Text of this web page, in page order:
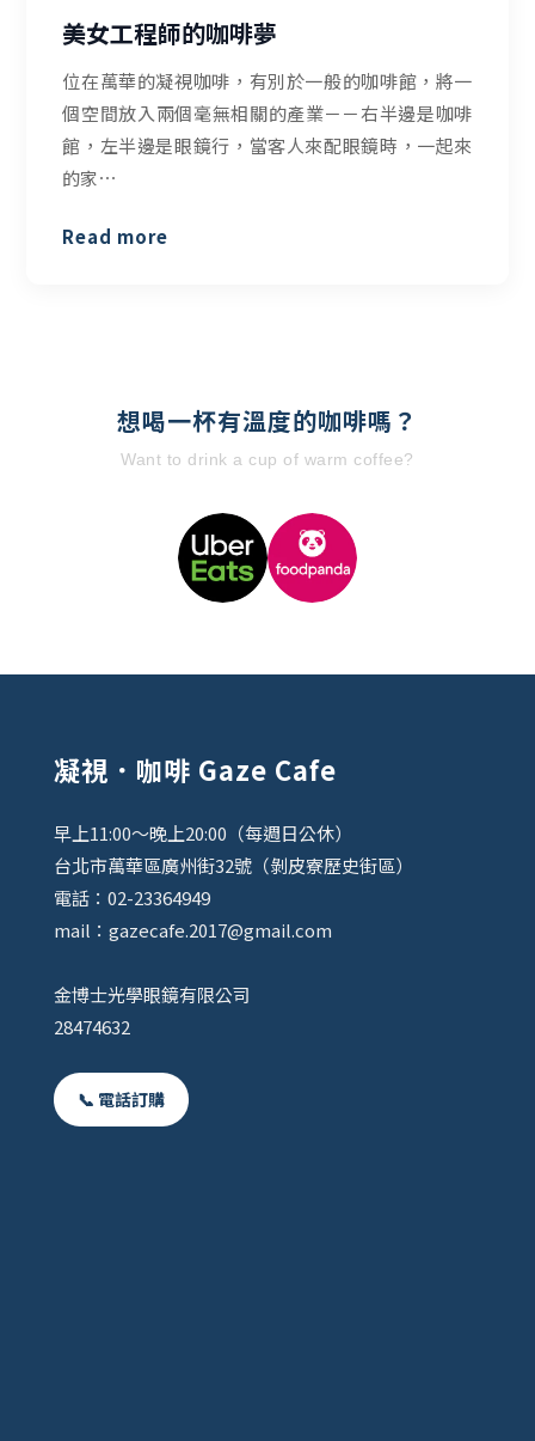
美女工程師的咖啡夢
位在萬華的凝視咖啡，有別於一般的咖啡館，將一
個空間放入兩個毫無相關的產業－－右半邊是咖啡
館，左半邊是眼鏡行，當客人來配眼鏡時，一起來
的家⋯
Read more
想喝一杯有溫度的咖啡嗎？
Want to drink a cup of warm coffee?
凝視．咖啡 Gaze Cafe
早上11:00～晚上20:00（每週日公休）
台北市萬華區廣州街32號（剝皮寮歷史街區）
電話：02-23364949
mail：gazecafe.2017@gmail.com
金博士光學眼鏡有限公司
28474632
📞 電話訂購